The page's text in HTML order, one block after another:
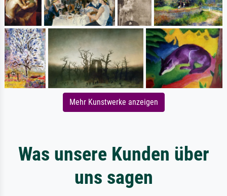
Mehr Kunstwerke anzeigen
Was unsere Kunden über
uns sagen